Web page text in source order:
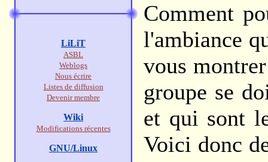
Comment
l'ambiance
vous
groupe se
et qui sont
Voici donc
LiLiT
ASBL
Weblogs
Nous écrire
Listes de diffusion
Devenir membre
Wiki
Modifications récentes
GNU/Linux